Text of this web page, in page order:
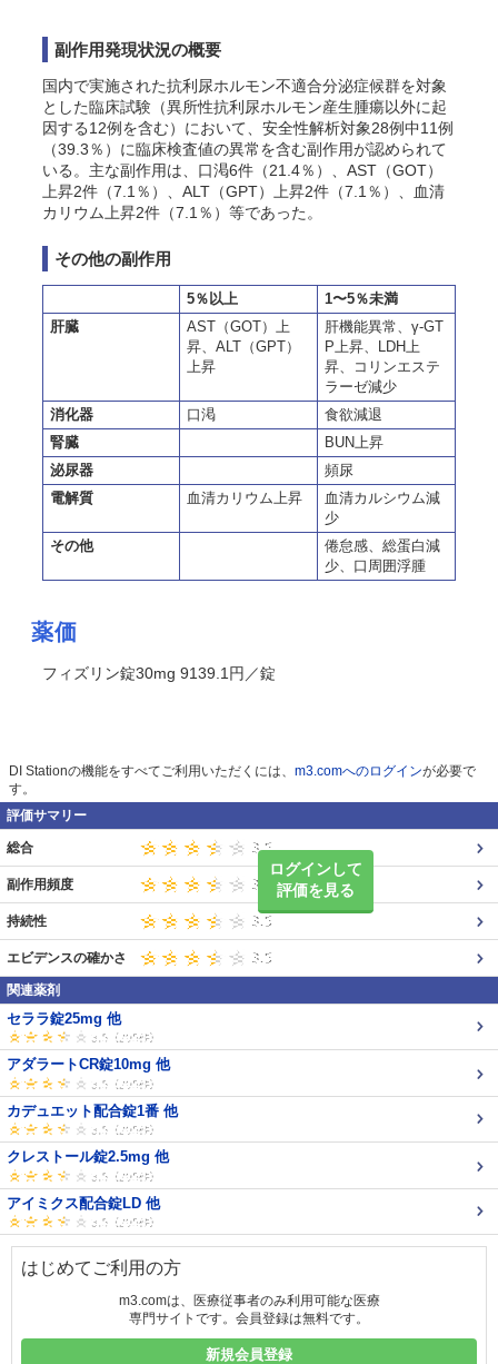
副作用発現状況の概要
国内で実施された抗利尿ホルモン不適合分泌症候群を対象
とした臨床試験（異所性抗利尿ホルモン産生腫瘍以外に起
因する12例を含む）において、安全性解析対象28例中11例
（39.3％）に臨床検査値の異常を含む副作用が認められて
いる。主な副作用は、口渇6件（21.4％）、AST（GOT）
上昇2件（7.1％）、ALT（GPT）上昇2件（7.1％）、血清
カリウム上昇2件（7.1％）等であった。
その他の副作用
5％以上
1〜5％未満
肝臓
AST（GOT）上
昇、ALT（GPT）
上昇
肝機能異常、γ-GT
P上昇、LDH上
昇、コリンエステ
ラーゼ減少
消化器
口渇
食欲減退
腎臓
BUN上昇
泌尿器
頻尿
電解質
血清カリウム上昇
血清カルシウム減
少
その他
倦怠感、総蛋白減
少、口周囲浮腫
薬価
フィズリン錠30mg 9139.1円／錠
DI Stationの機能をすべてご利用いただくには、 m3.comへのログインが必要で
す。
評価サマリー
ログインして
評価を見る
総合
副作用頻度
持続性
エビデンスの確かさ
関連薬剤
セララ錠25mg 他
アダラートCR錠10mg 他
カデュエット配合錠1番 他
クレストール錠2.5mg 他
アイミクス配合錠LD 他
はじめてご利用の方
m3.comは、医療従事者のみ利用可能な医療
専門サイトです。会員登録は無料です。
新規会員登録